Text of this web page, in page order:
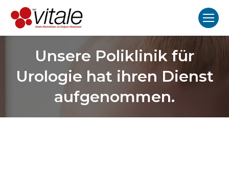
Unsere Poliklinik für
Urologie hat ihren Dienst
aufgenommen.